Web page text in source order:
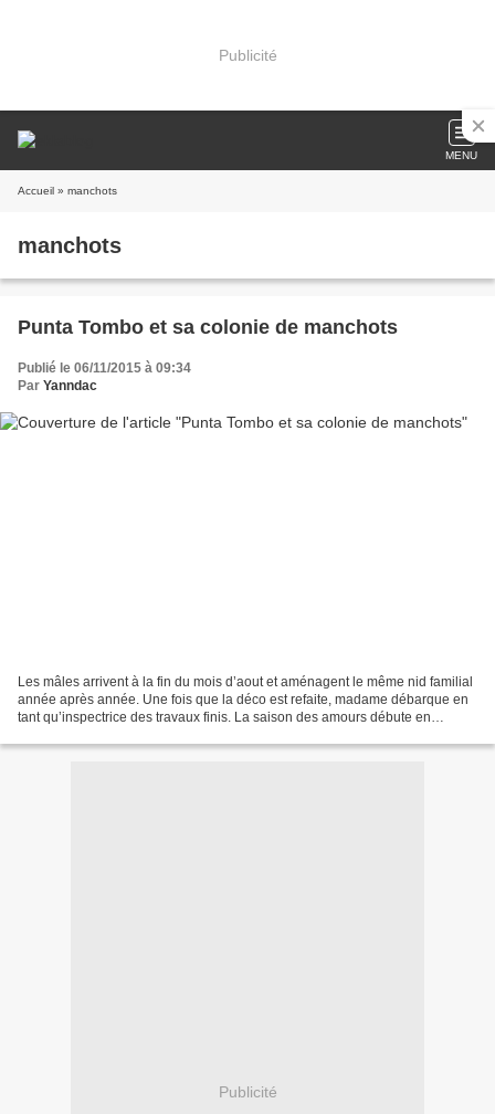
Publicité
MENU
Accueil » manchots
manchots
Punta Tombo et sa colonie de manchots
Publié le 06/11/2015 à 09:34
Par Yanndac
Les mâles arrivent à la fin du mois d’aout et aménagent le même nid familial
année après année. Une fois que la déco est refaite, madame débarque en
tant qu’inspectrice des travaux finis. La saison des amours débute en
Publicité